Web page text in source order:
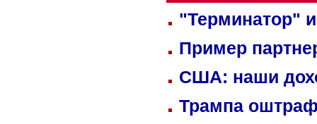
"Терминатор"
Пример
США: наши
Трампа